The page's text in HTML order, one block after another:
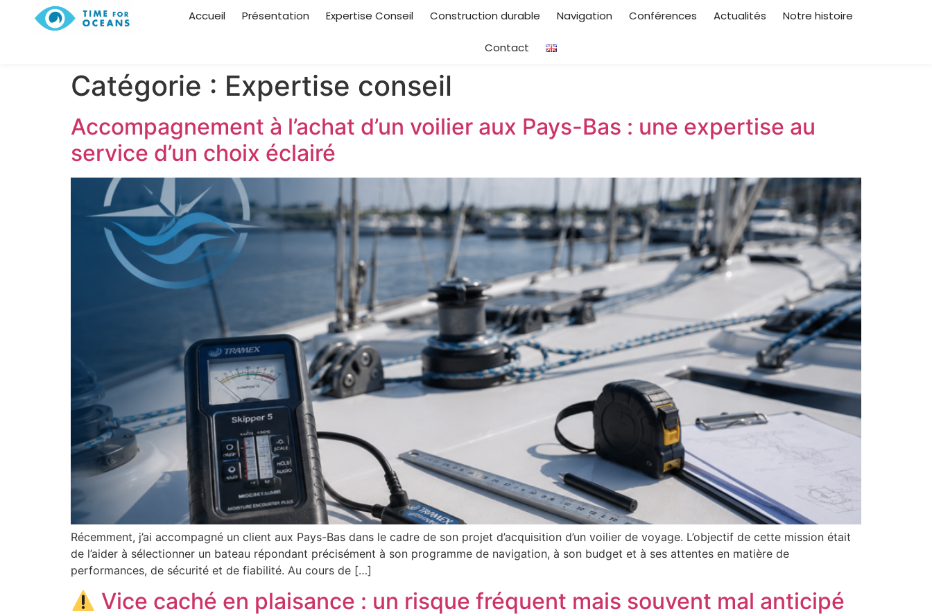
Accueil Présentation Expertise Conseil Construction durable Navigation Conférences Actualités Notre histoire
Contact
Catégorie : Expertise conseil
Accompagnement à l’achat d’un voilier aux Pays-Bas : une expertise au
service d’un choix éclairé
Récemment, j’ai accompagné un client aux Pays-Bas dans le cadre de son projet d’acquisition d’un voilier de voyage. L’objectif de cette mission était
de l’aider à sélectionner un bateau répondant précisément à son programme de navigation, à son budget et à ses attentes en matière de
performances, de sécurité et de fiabilité. Au cours de […]
Vice caché en plaisance : un risque fréquent mais souvent mal anticipé